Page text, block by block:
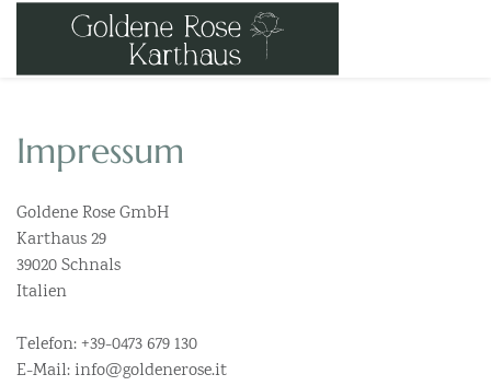
Impressum
Goldene Rose GmbH
Karthaus 29
39020 Schnals
Italien
Telefon: +39-0473 679 130
E-Mail: info@goldenerose.it